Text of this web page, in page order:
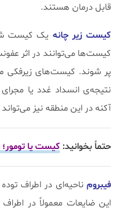
قابل درمان هستند.
کیست‌ زیر چانه یک کیست
کیست‌ها می‌توانند در اثر
پر شوند. کیست‌های زیرفکی
نتیجه‌ی انسداد غدد یا
آکنه در این منطقه نیز
حتماً بخوانید: کیست یا
فیبروم ناحیه‌ای در اطراف
این ضایعات معمولاً در